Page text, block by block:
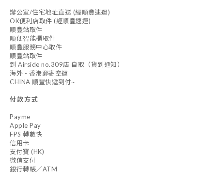
辦公室/住宅地址直送 (經順豐速運)
OK便利店取件 (經順豐速運)
順豐站取件
順便智能櫃取件
順豐服務中心取件
順豐站取件
到 Airside no.309店 自取（貨到通知）
海外 - 香港郵寄空運
CHINA 順豐快遞到付~
付款方式
Payme
Apple Pay
FPS 轉數快
信用卡
支付寶 (HK)
微信支付
銀行轉帳／ATM